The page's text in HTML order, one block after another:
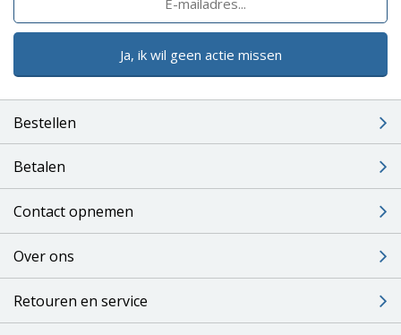
Ja, ik wil geen actie missen
Bestellen
Betalen
Contact opnemen
Over ons
Retouren en service